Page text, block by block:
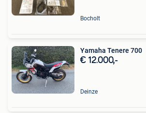
Bocholt
Yamaha Tenere 700
€ 12.000,-
Deinze